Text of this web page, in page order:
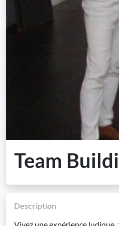
Team
Description